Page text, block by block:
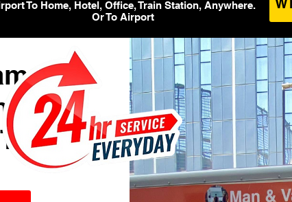
To Home, Hotel, Office, Train Station, Anywhere.
Or To Airport